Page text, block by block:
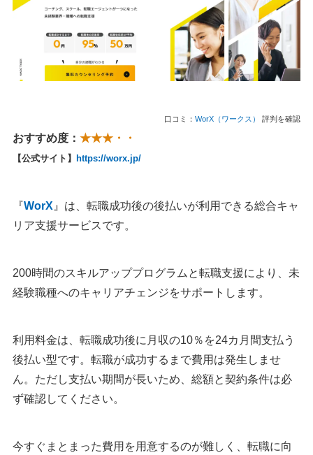
口コミ： WorX（ワークス） 評判を確認
おすすめ度： ★★★・・
【公式サイト】 https://worx.jp/
『WorX 』は、転職成功後の後払いが利用できる総合キャ
リア支援サービスです。
200時間のスキルアッププログラムと転職支援により、未
経験職種へのキャリアチェンジをサポートします。
利用料金は、転職成功後に月収の10％を24カ月間支払う
後払い型です。転職が成功するまで費用は発生しませ
ん。ただし支払い期間が長いため、総額と契約条件は必
ず確認してください。
今すぐまとまった費用を用意するのが難しく、転職に向